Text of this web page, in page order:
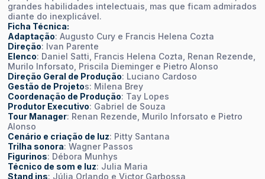
grandes habilidades intelectuais, mas que ficam admirados
diante do inexplicável.
Ficha Técnica:
Adaptação: Augusto Cury e Francis Helena Cozta
Direção: Ivan Parente
Elenco: Daniel Satti, Francis Helena Cozta, Renan Rezende,
Murilo Inforsato, Priscila Dieminger e Pietro Alonso
Direção Geral de Produção: Luciano Cardoso
Gestão de Projetos: Milena Brey
Coordenação de Produção: Tay Lopes
Produtor Executivo: Gabriel de Souza
Tour Manager: Renan Rezende, Murilo Inforsato e Pietro
Alonso
Cenário e criação de luz: Pitty Santana
Trilha sonora: Wagner Passos
Figurinos: Débora Munhys
Técnico de som e luz: Julia Maria
Stand ins: Júlia Orlando e Victor Garbossa